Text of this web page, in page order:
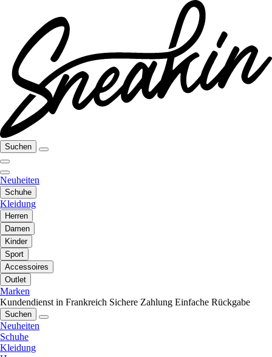
Suchen
Neuheiten
Schuhe
Kleidung
Herren
Damen
Kinder
Sport
Accessoires
Outlet
Marken
Kundendienst in Frankreich Sichere Zahlung Einfache Rückgabe
Suchen
Neuheiten
Schuhe
Kleidung